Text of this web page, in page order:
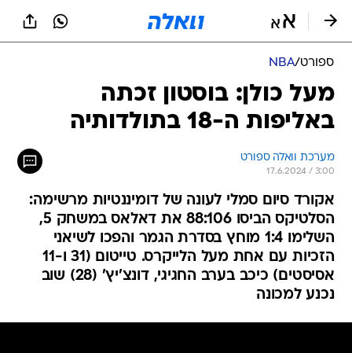
ספורט/
NBA
מעל כולן: בוסטון זכתה
באליפות ה-18 בתולדותיה
מערכת וואלה ספורט
17.6.2024 / 3:00
אקורד סיום סמלי לעונה של דומיננטיות מרשימה:
הסלטיקס הביסו 88:106 את דאלאס במשחק 5,
השלימו 1:4 מוחץ בסדרת הגמר והפכו לשיאני
הזכיות עם אחת מעל הלייקרס. טייטום (31 ו-11
אסיסטים) כיכב בערב החגיגי, דונצ'יץ' (28) שוב
נכנע למכונה